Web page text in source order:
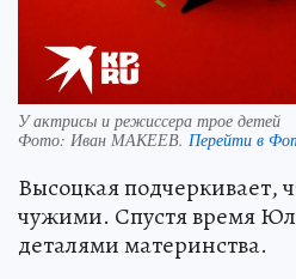
У актрисы и режиссера трое детей
Фото: Иван МАКЕЕВ. Перейти в
Высоцкая подчеркивает,
чужими. Спустя время
деталями материнства.